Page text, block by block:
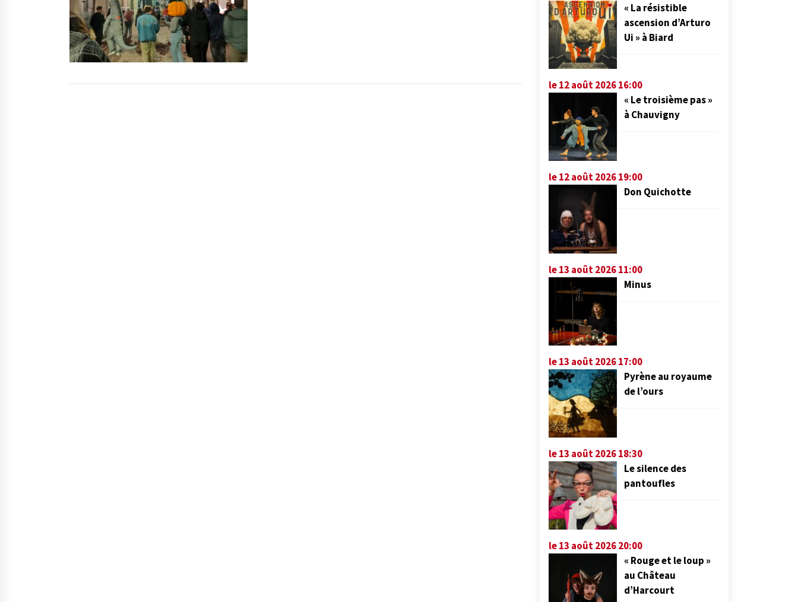
« La résistible
ascension d’Arturo
Ui » à Biard
le 12 août 2026 16:00
« Le troisième pas »
à Chauvigny
le 12 août 2026 19:00
Don Quichotte
le 13 août 2026 11:00
Minus
le 13 août 2026 17:00
Pyrène au royaume
de l’ours
le 13 août 2026 18:30
Le silence des
pantoufles
le 13 août 2026 20:00
« Rouge et le loup »
au Château
d’Harcourt